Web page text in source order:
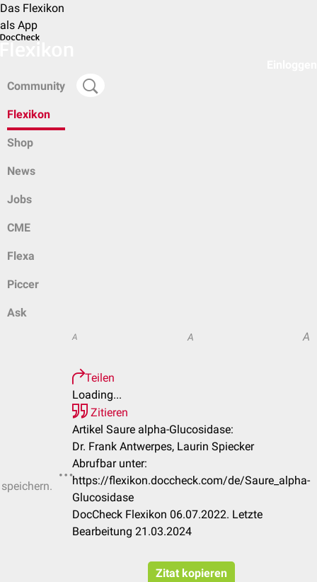
Das Flexikon
als App
Community
Flexikon
Shop
News
Jobs
CME
Flexa
Piccer
Ask
A A A
Teilen
Loading...
Zitieren
Artikel Saure alpha-Glucosidase:
Dr. Frank Antwerpes, Laurin Spiecker
Abrufbar unter:
https://flexikon.doccheck.com/de/Saure_alpha-
Glucosidase
DocCheck Flexikon 06.07.2022. Letzte
Bearbeitung 21.03.2024
Zitat kopieren